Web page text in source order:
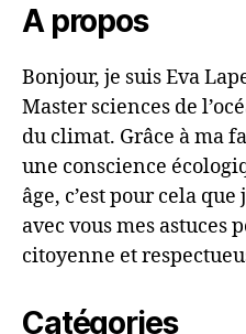
A propos
Bonjour, je suis Eva
Mastersciences de
du climat. Grâce à ma
une conscience
âge, c’est pour cela
avec vous mes astuces
citoyenne et
Catégories